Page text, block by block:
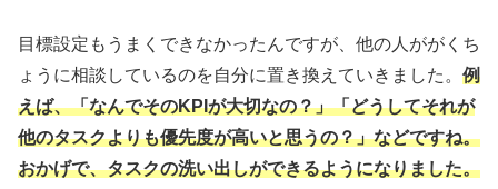
目標設定もうまくできなかったんですが、他の人ががくち
ょうに相談しているのを自分に置き換えていきました。 例
えば、「なんでそのKPIが大切なの？」「どうしてそれが
他のタスクよりも優先度が高いと思うの？」などですね。
おかげで、タスクの洗い出しができるようになりました。